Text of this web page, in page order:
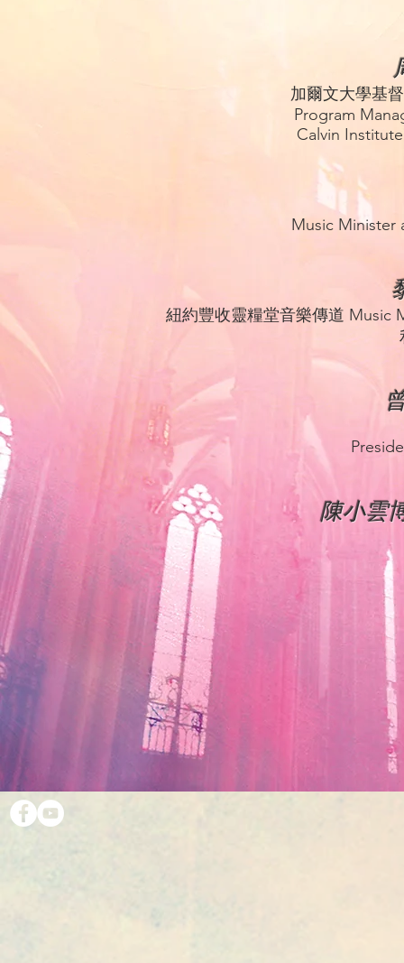
加爾文大學基
Program
Calvin
Music Minister
紐約豐收靈糧堂音樂傳道 Music
陳小雲